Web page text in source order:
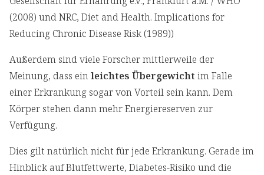
(2008) und NRC, Diet and Health. Implications for
Reducing Chronic Disease Risk (1989))
Außerdem sind viele Forscher mittlerweile der
Meinung, dass einleichtes Übergewicht im Falle
einer Erkrankung sogar von Vorteil sein kann. Dem
Körper stehen dann mehr Energiereserven zur
Verfügung.
Dies gilt natürlich nicht für jede Erkrankung. Gerade im
Hinblick auf Blutfettwerte, Diabetes-Risiko und die